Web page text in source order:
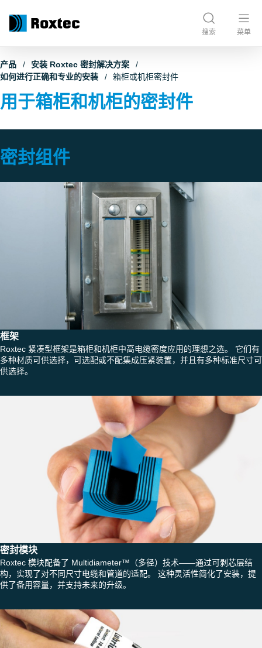
搜索 菜单
产品
安装 Roxtec 密封解决方案
如何进行正确和专业的安装
箱柜或机柜密封件
用于箱柜和机柜的密封件
密封组件
框架
Roxtec 紧凑型框架是箱柜和机柜中高电缆密度应用的理想之选。 它们有
多种材质可供选择，可选配或不配集成压紧装置，并且有多种标准尺寸可
供选择。
密封模块
Roxtec 模块配备了 Multidiameter™（多径）技术——通过可剥芯层结
构，实现了对不同尺寸电缆和管道的适配。 这种灵活性简化了安装，提
供了备用容量，并支持未来的升级。